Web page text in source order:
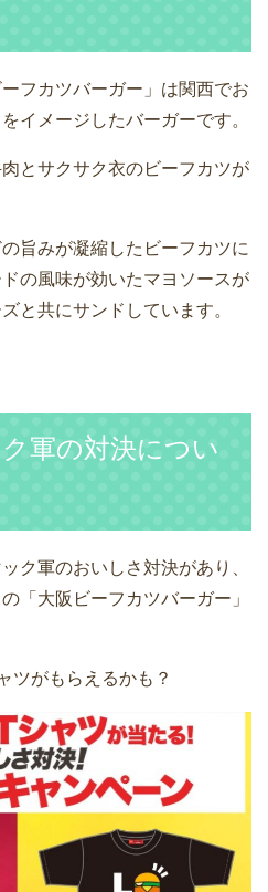
フカツバーガー」は関西でお
イメージしたバーガーです。
とサクサク衣のビーフカツが
旨みが凝縮したビーフカツに
の風味が効いたマヨソースが
と共にサンドしています。
軍の対決につい
ク軍のおいしさ対決があり、
「大阪ビーフカツバーガー」
ツがもらえるかも？